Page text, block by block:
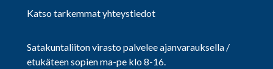
Katso tarkemmat yhteystiedot
Satakuntaliiton virasto palvelee ajanvarauksella /
etukäteen sopien ma-pe klo 8-16.